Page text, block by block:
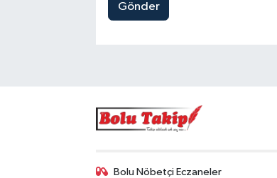
Gönder
Bolu Nöbetçi Eczaneler